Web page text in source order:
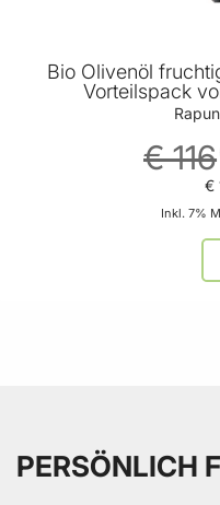
Bio Olivenöl
Vorteilspack
€ 116
Inkl. 7%
€
PERSÖNLICH